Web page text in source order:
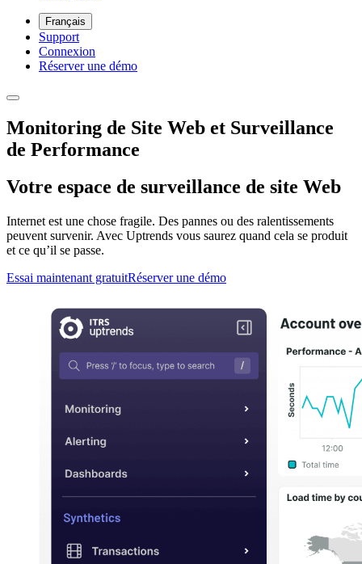
Français
Support
Connexion
Réserver une démo
Monitoring de Site Web et Surveillance
de Performance
Votre espace de surveillance de site Web
Internet est une chose fragile. Des pannes ou des ralentissements
peuvent survenir. Avec Uptrends vous saurez quand cela se produit
et ce qu’il se passe.
Essai maintenant gratuitRéserver une démo